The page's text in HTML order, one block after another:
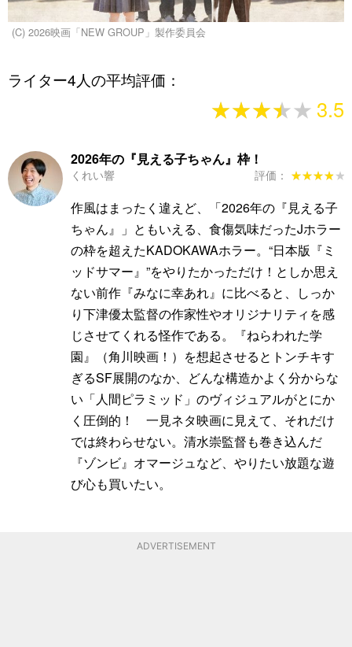
(C) 2026映画「NEW GROUP」製作委員会
ライター4人の平均評価：
★★★★★
★★★★★ 3.5
2026年の『見える子ちゃん』枠！
くれい響 評価： ★★★★★
★★★★★
作風はまったく違えど、「2026年の『見える子
ちゃん』」ともいえる、食傷気味だったJホラー
の枠を超えたKADOKAWAホラー。“日本版『ミ
ッドサマー』”をやりたかっただけ！としか思え
ない前作『みなに幸あれ』に比べると、しっか
り下津優太監督の作家性やオリジナリティを感
じさせてくれる怪作である。『ねらわれた学
園』（角川映画！）を想起させるとトンチキす
ぎるSF展開のなか、どんな構造かよく分からな
い「人間ピラミッド」のヴィジュアルがとにか
く圧倒的！ 一見ネタ映画に見えて、それだけ
では終わらせない。清水崇監督も巻き込んだ
『ゾンビ』オマージュなど、やりたい放題な遊
び心も買いたい。
ADVERTISEMENT